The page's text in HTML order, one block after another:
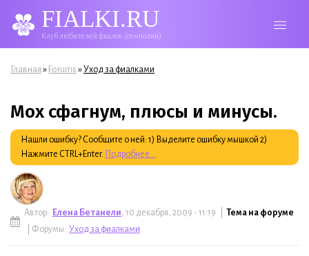
FIALKI.RU
Клуб любителей фиалок (сенполий)
Вы здесь
Главная » Forums »Уход за фиалками
Мох сфагнум, плюсы и минусы.
Нашли ошибку? Сообщите о ней: 1) Выделите ошибку мышкой 2)
Нажмите CTRL+Enter. Подробнее...
Автор: Елена Бетанели, 10 декабря, 2009 - 11:19 | Тема на форуме
| Форумы: Уход за фиалками